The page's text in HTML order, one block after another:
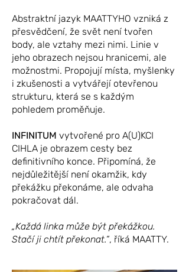
Abstraktní jazyk MAATTYHO vzniká z
přesvědčení, že svět není tvořen
body, ale vztahy mezi nimi. Linie v
jeho obrazech nejsou hranicemi, ale
možnostmi. Propojují místa, myšlenky
i zkušenosti a vytvářejí otevřenou
strukturu, která se s každým
pohledem proměňuje.
INFINITUM vytvořené pro A(U)KCI
CIHLA je obrazem cesty bez
definitivního konce. Připomíná, že
nejdůležitější není okamžik, kdy
překážku překonáme, ale odvaha
pokračovat dál.
„Každá linka může být překážkou.
Stačí ji chtít překonat.“, říká MAATTY.